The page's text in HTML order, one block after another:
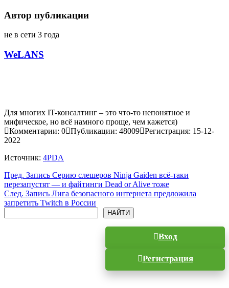
Автор публикации
не в сети 3 года
WeLANS
Для многих IT-консалтинг – это что-то непонятное и
мифическое, но всё намного проще, чем кажется)
Комментарии: 0 Публикации: 48009 Регистрация: 15-12-
2022
Источник: 4PDA
Пред. Запись Серию слешеров Ninja Gaiden всё-таки
перезапустят — и файтинги Dead or Alive тоже
След. Запись Лига безопасного интернета предложила
запретить Twitch в России
НАЙТИ
Вход
Регистрация